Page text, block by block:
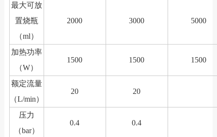
最大可放
置烧瓶
（ml）
2000 3000 5000
加热功率
（W）
1500 1500 1500
额定流量
（L/min）
20 20
压力
（bar）
0.4 0.4